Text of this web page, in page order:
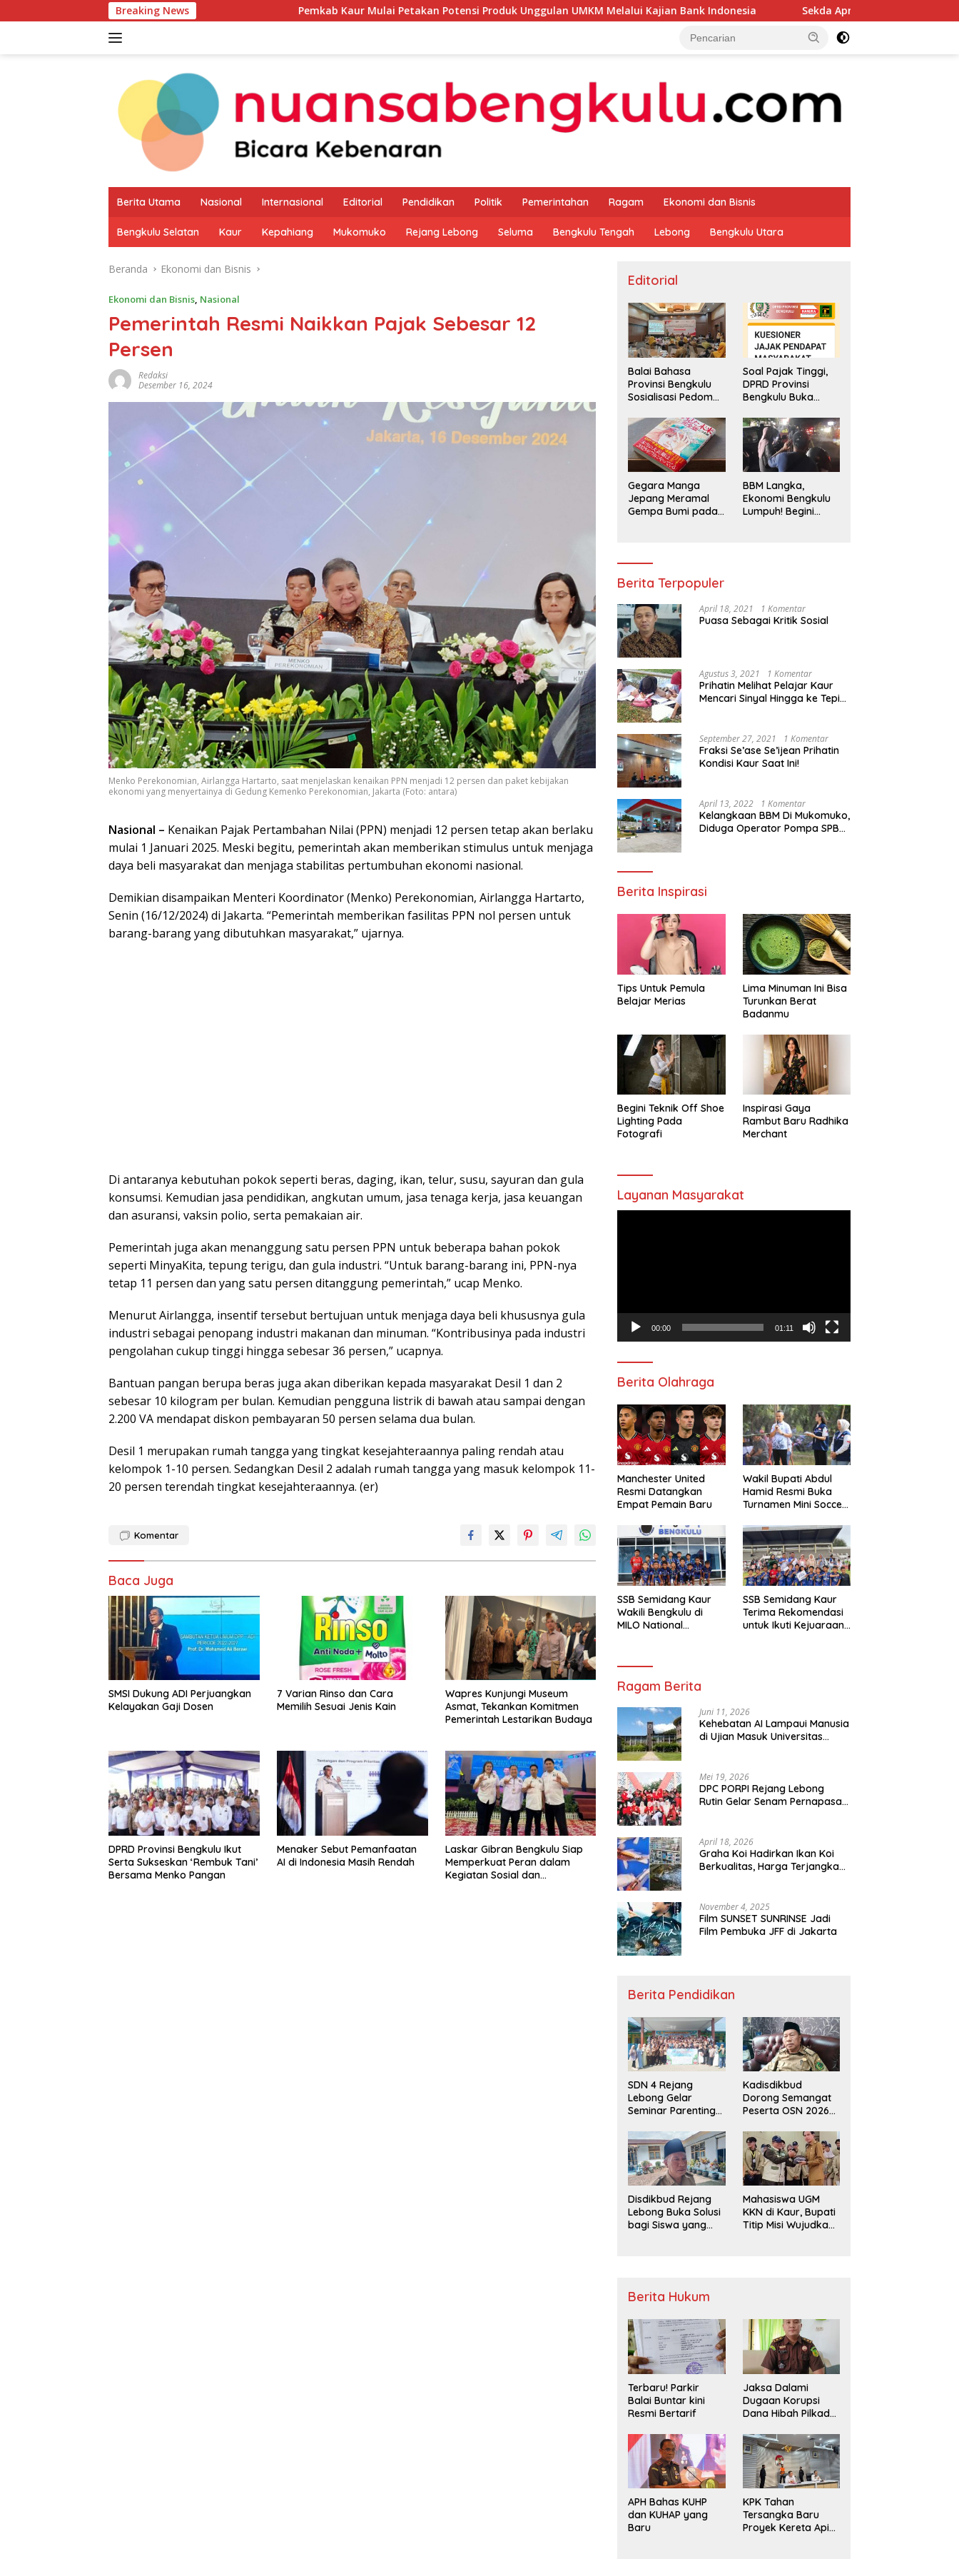
ke
Breaking News Pemkab Kaur Mulai Petakan Potensi Produk Unggulan UMKM Melalui Kajian Bank Indonesia Sekda Apresiasi Inspektorat Provinsi Bengkulu
Berita Utama Nasional Internasional Editorial Pendidikan Politik Pemerintahan Ragam Ekonomi dan Bisnis
Bengkulu Selatan Kaur Kepahiang Mukomuko Rejang Lebong Seluma Bengkulu Tengah Lebong Bengkulu Utara
Beranda Ekonomi dan Bisnis
Ekonomi dan Bisnis, Nasional
Pemerintah Resmi Naikkan Pajak Sebesar 12
Persen
Redaksi
Desember 16, 2024
Menko Perekonomian, Airlangga Hartarto, saat menjelaskan kenaikan PPN menjadi 12 persen dan paket kebijakan
ekonomi yang menyertainya di Gedung Kemenko Perekonomian, Jakarta (Foto: antara)
Nasional – Kenaikan Pajak Pertambahan Nilai (PPN) menjadi 12 persen tetap akan berlaku
mulai 1 Januari 2025. Meski begitu, pemerintah akan memberikan stimulus untuk menjaga
daya beli masyarakat dan menjaga stabilitas pertumbuhan ekonomi nasional.
Demikian disampaikan Menteri Koordinator (Menko) Perekonomian, Airlangga Hartarto,
Senin (16/12/2024) di Jakarta. “Pemerintah memberikan fasilitas PPN nol persen untuk
barang-barang yang dibutuhkan masyarakat,” ujarnya.
Di antaranya kebutuhan pokok seperti beras, daging, ikan, telur, susu, sayuran dan gula
konsumsi. Kemudian jasa pendidikan, angkutan umum, jasa tenaga kerja, jasa keuangan
dan asuransi, vaksin polio, serta pemakaian air.
Pemerintah juga akan menanggung satu persen PPN untuk beberapa bahan pokok
seperti MinyaKita, tepung terigu, dan gula industri. “Untuk barang-barang ini, PPN-nya
tetap 11 persen dan yang satu persen ditanggung pemerintah,” ucap Menko.
Menurut Airlangga, insentif tersebut bertujuan untuk menjaga daya beli khususnya gula
industri sebagai penopang industri makanan dan minuman. “Kontribusinya pada industri
pengolahan cukup tinggi hingga sebesar 36 persen,” ucapnya.
Bantuan pangan berupa beras juga akan diberikan kepada masyarakat Desil 1 dan 2
sebesar 10 kilogram per bulan. Kemudian pengguna listrik di bawah atau sampai dengan
2.200 VA mendapat diskon pembayaran 50 persen selama dua bulan.
Desil 1 merupakan rumah tangga yang tingkat kesejahteraannya paling rendah atau
kelompok 1-10 persen. Sedangkan Desil 2 adalah rumah tangga yang masuk kelompok 11-
20 persen terendah tingkat kesejahteraannya. (er)
Komentar
Baca Juga
SMSI Dukung ADI Perjuangkan
Kelayakan Gaji Dosen
7 Varian Rinso dan Cara
Memilih Sesuai Jenis Kain
Wapres Kunjungi Museum
Asmat, Tekankan Komitmen
Pemerintah Lestarikan Budaya
DPRD Provinsi Bengkulu Ikut
Serta Sukseskan ‘Rembuk Tani’
Bersama Menko Pangan
Menaker Sebut Pemanfaatan
AI di Indonesia Masih Rendah
Laskar Gibran Bengkulu Siap
Memperkuat Peran dalam
Kegiatan Sosial dan
Editorial
Balai Bahasa
Provinsi Bengkulu
Sosialisasi Pedoman
Penggunaan
Bahasa Indonesia
Soal Pajak Tinggi,
DPRD Provinsi
Bengkulu Buka
Pengaduan
Masyarakat
Gegara Manga
Jepang Meramal
Gempa Bumi pada
BBM Langka,
Ekonomi Bengkulu
Lumpuh! Begini
Berita Terpopuler
April 18, 2021 1 Komentar
Puasa Sebagai Kritik Sosial
Agustus 3, 2021 1 Komentar
Prihatin Melihat Pelajar Kaur
Mencari Sinyal Hingga ke Tepi
Segera Bertindak
September 27, 2021 1 Komentar
Fraksi Se’ase Se’ijean Prihatin
Kondisi Kaur Saat Ini!
April 13, 2022 1 Komentar
Kelangkaan BBM Di Mukomuko,
Diduga Operator Pompa SPBU
Berita Inspirasi
Tips Untuk Pemula
Belajar Merias
Lima Minuman Ini Bisa
Turunkan Berat
Badanmu
Begini Teknik Off Shoe
Lighting Pada
Fotografi
Inspirasi Gaya
Rambut Baru Radhika
Merchant
Layanan Masyarakat
00:00 01:11
Berita Olahraga
Manchester United
Resmi Datangkan
Empat Pemain Baru
Wakil Bupati Abdul
Hamid Resmi Buka
Turnamen Mini Soccer
SSB Semidang Kaur
Wakili Bengkulu di
MILO National
SSB Semidang Kaur
Terima Rekomendasi
untuk Ikuti Kejuaraan
Ragam Berita
Juni 11, 2026
Kehebatan AI Lampaui Manusia
di Ujian Masuk Universitas
Mei 19, 2026
DPC PORPI Rejang Lebong
Rutin Gelar Senam Pernapasan
April 18, 2026
Graha Koi Hadirkan Ikan Koi
Berkualitas, Harga Terjangkau
November 4, 2025
Film SUNSET SUNRINSE Jadi
Film Pembuka JFF di Jakarta
Berita Pendidikan
SDN 4 Rejang
Lebong Gelar
Seminar Parenting
Bullying,
Kadisdikbud: Patut
Jadi Contoh
Kadisdikbud
Dorong Semangat
Peserta OSN 2026
Disdikbud Rejang
Lebong Buka Solusi
bagi Siswa yang
Mahasiswa UGM
KKN di Kaur, Bupati
Titip Misi Wujudkan
Berita Hukum
Terbaru! Parkir
Balai Buntar kini
Resmi Bertarif
Jaksa Dalami
Dugaan Korupsi
Dana Hibah Pilkada
Kaur
APH Bahas KUHP
dan KUHAP yang
Baru
KPK Tahan
Tersangka Baru
Proyek Kereta Api